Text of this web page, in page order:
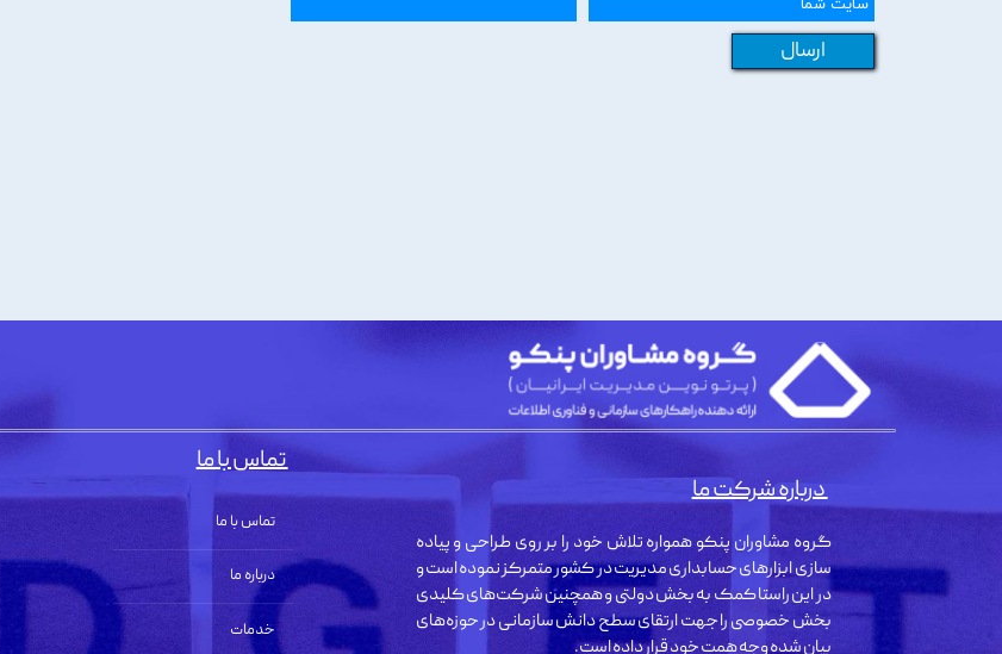
ارسال
تماس با ما
درباره ما
خدمات
تماس با ما
گروه مشاوران پنکو همواره تلاش خود را بر روی طراحی و پیاده
سازی ابزارهای حسابداری مدیریت در کشور متمرکز نموده است و
در این راستا کمک به بخش دولتی و همچنین شرکت‌های کلیدی
بخش خصوصی را جهت ارتقای سطح دانش سازمانی در حوزه‌های
بیان شده وجه همت خود قرار داده است.
درباره شرکت ما